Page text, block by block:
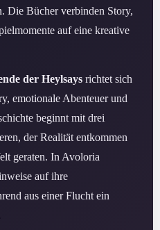
Die Bücher verbinden Story,
auf eine kreative
der Heylsays richtet sich
emotionale Abenteuer und
beginnt mit drei
der Realität entkommen
geraten. In Avoloria
auf ihre
aus einer Flucht ein